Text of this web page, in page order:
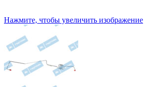
Нажмите, чтобы увеличить изображение